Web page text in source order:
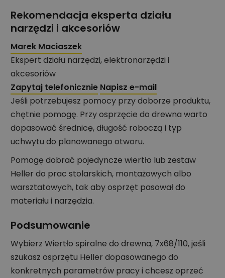
Rekomendacja eksperta działu
narzędzi i akcesoriów
Marek Maciaszek
Ekspert działu narzędzi, elektronarzędzi i
akcesoriów
Zapytaj telefonicznie Napisz e-mail
Jeśli potrzebujesz pomocy przy doborze produktu,
chętnie pomogę. Przy osprzęcie do drewna warto
dopasować średnicę, długość roboczą i typ
uchwytu do planowanego otworu.
Pomogę dobrać pojedyncze wiertło lub zestaw
Heller do prac stolarskich, montażowych albo
warsztatowych, tak aby osprzęt pasował do
materiału i narzędzia.
Podsumowanie
Wybierz Wiertło spiralne do drewna, 7x68/110, jeśli
szukasz osprzętu Heller dopasowanego do
konkretnych parametrów pracy i chcesz oprzeć